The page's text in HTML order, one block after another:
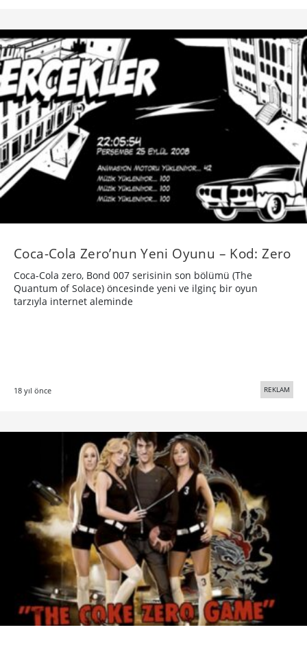
Coca-Cola Zero’nun Yeni Oyunu – Kod: Zero
Coca-Cola zero, Bond 007 serisinin son bölümü (The
Quantum of Solace) öncesinde yeni ve ilginç bir oyun
tarzıyla internet aleminde
18 yıl önce REKLAM